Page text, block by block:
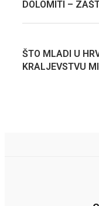
DOLOMITI –
ŠTO MLADI U
KRALJEVSTVU